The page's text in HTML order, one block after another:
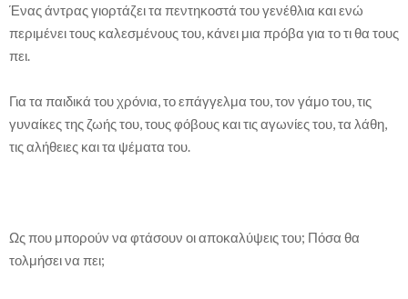
Ένας άντρας γιορτάζει τα πεντηκοστά του γενέθλια και ενώ
περιμένει τους καλεσμένους του, κάνει μια πρόβα για το τι θα τους
πει.
Για τα παιδικά του χρόνια, το επάγγελμα του, τον γάμο του, τις
γυναίκες της ζωής του, τους φόβους και τις αγωνίες του, τα λάθη,
τις αλήθειες και τα ψέματα του.
Ως που μπορούν να φτάσουν οι αποκαλύψεις του; Πόσα θα
τολμήσει να πει;